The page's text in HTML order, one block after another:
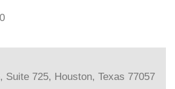
Suite 725, Houston, Texas 77057